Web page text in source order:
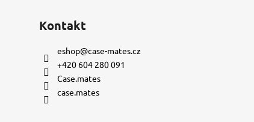
Kontakt
eshop@case-mates.cz
+420 604 280 091
Case.mates
case.mates